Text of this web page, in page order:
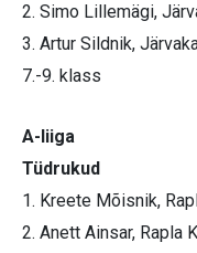
2. Simo Lillemägi,
3. Artur Sildnik,
7.-9. klass
A-liiga
Tüdrukud
1. Kreete Mõisnik,
2. Anett Ainsar, Rapla